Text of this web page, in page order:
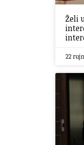
Želi
22